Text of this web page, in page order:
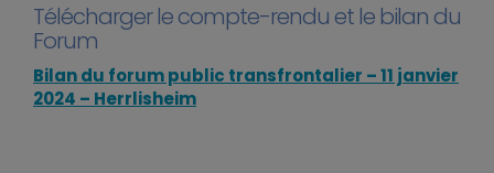
Télécharger le compte-rendu et le bilan du
Forum
Bilan du forum public transfrontalier – 11 janvier
2024 – Herrlisheim